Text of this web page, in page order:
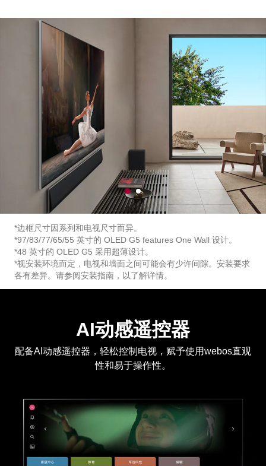
1
o
f
2
2
o
f
*边框尺寸因系列和电视尺寸而异。
*97/83/77/65/55 英寸的 OLED G5 features One Wall 设计。
*48 英寸的 OLED G5 采用超薄设计。
*视安装环境而定，电视和墙面之间可能会有少许间隙。安装要求
各有差异。请参阅安装指南，以了解详情。
AI动感遥控器
配备AI动感遥控器，轻松控制电视，赋予使用webos直观
性和易于操作性。